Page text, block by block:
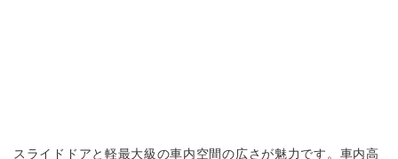
スライドドアと軽最大級の車内空間の広さが魅力です。車内高